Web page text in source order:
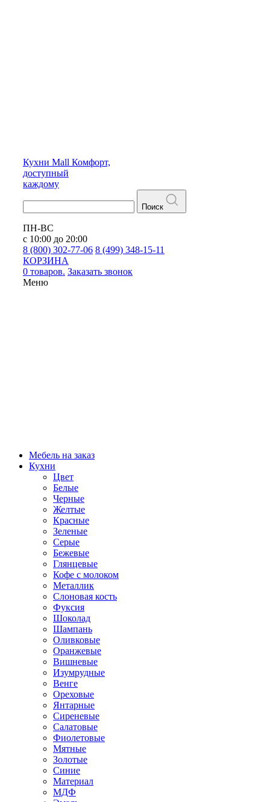
Кухни Mall Комфорт,
доступный
каждому
Поиск
ПН-ВС
с 10:00 до 20:00
8 (800) 302-77-06 8 (499) 348-15-11
КОРЗИНА
0 товаров. Заказать звонок
Меню
Мебель на заказ
Кухни
Цвет
Белые
Черные
Желтые
Красные
Зеленые
Серые
Бежевые
Глянцевые
Кофе с молоком
Металлик
Слоновая кость
Фуксия
Шоколад
Шампань
Оливковые
Оранжевые
Вишневые
Изумрудные
Венге
Ореховые
Янтарные
Сиреневые
Салатовые
Фиолетовые
Мятные
Золотые
Синие
Материал
МДФ